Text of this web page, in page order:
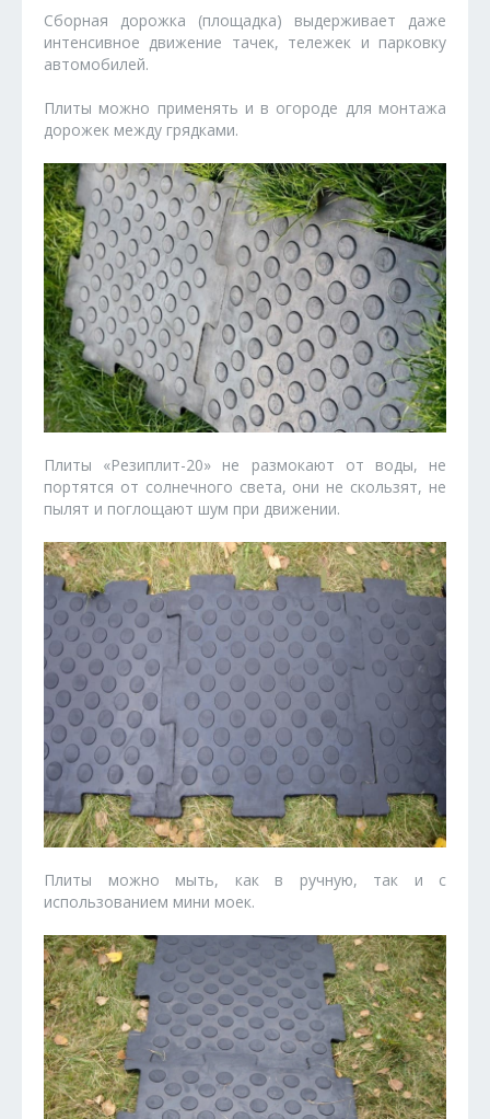
Сборная дорожка (площадка) выдерживает даже
интенсивное движение тачек, тележек и парковку
автомобилей.
Плиты можно применять и в огороде для монтажа
дорожек между грядками.
Плиты «Резиплит-20» не размокают от воды, не
портятся от солнечного света, они не скользят, не
пылят и поглощают шум при движении.
Плиты можно мыть, как в ручную, так и с
использованием мини моек.